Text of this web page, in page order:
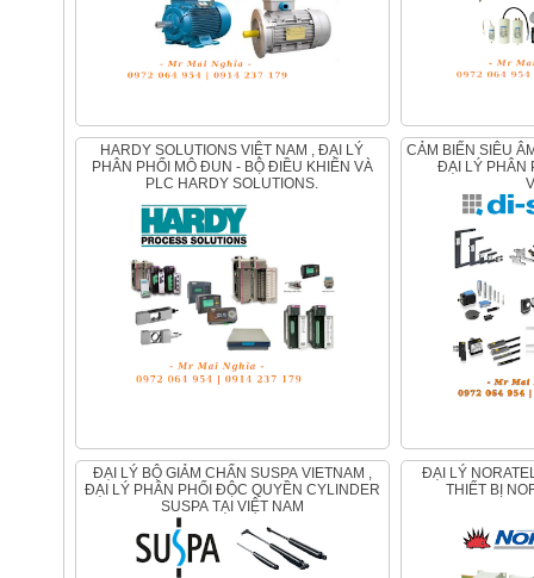
HARDY SOLUTIONS VIỆT NAM , ĐẠI LÝ
PHÂN PHỐI MÔ ĐUN - BỘ ĐIỀU KHIỂN VÀ
PLC HARDY SOLUTIONS.
CẢM BIẾN SIÊU ÂM DI-SORIC TẠI VIỆT NAM ,
ĐẠI LÝ PHÂN
ĐẠI LÝ BỘ GIẢM CHẤN SUSPA VIETNAM ,
ĐẠI LÝ PHÂN PHỐI ĐỘC QUYỀN CYLINDER
SUSPA TẠI VIỆT NAM
ĐẠI LÝ NORATEL VIETNAM , PHÂN PHỐI
THIẾT BỊ